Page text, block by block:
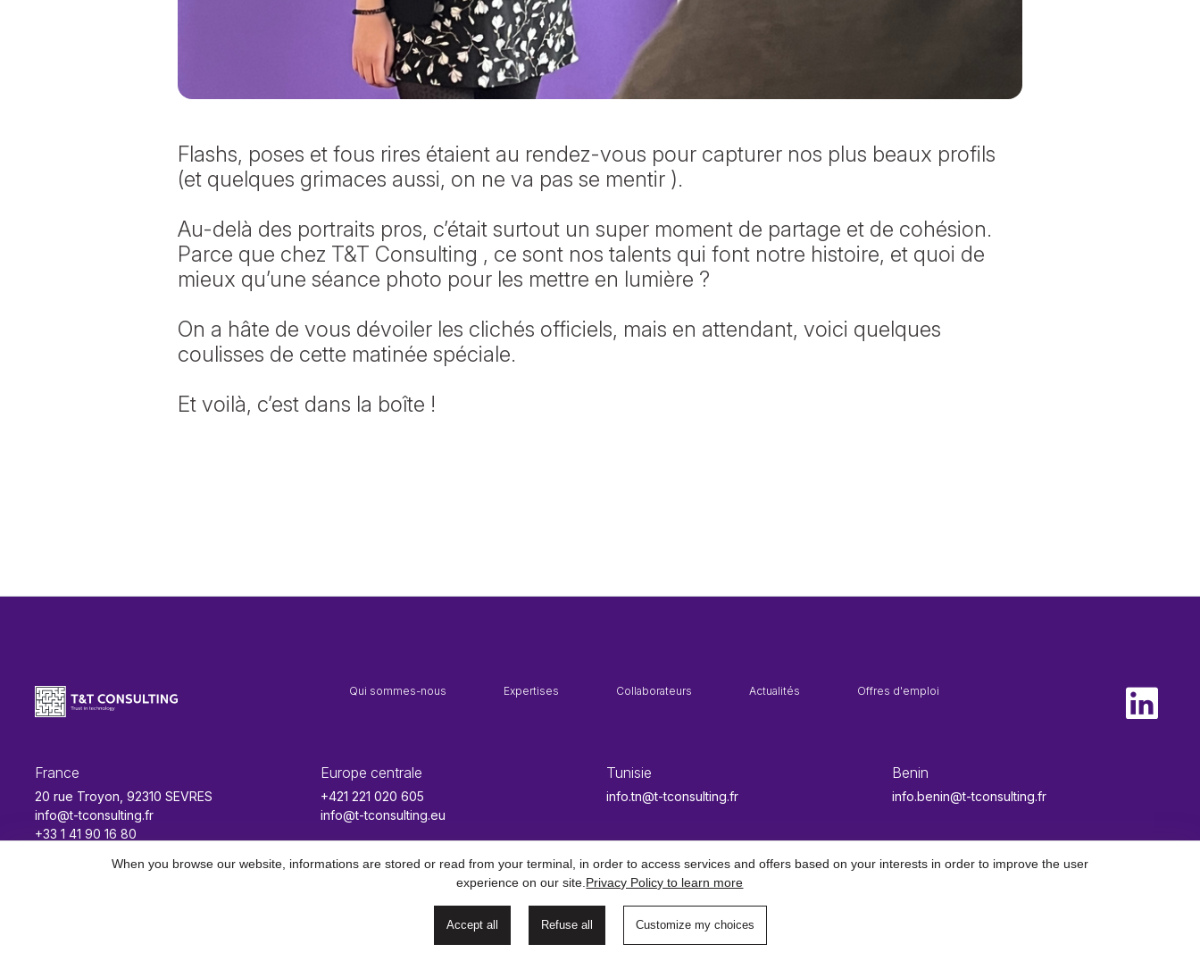
Flashs, poses et fous rires étaient au rendez-vous pour capturer nos plus beaux profils
(et quelques grimaces aussi, on ne va pas se mentir ).
Au-delà des portraits pros, c’était surtout un super moment de partage et de cohésion.
Parce que chez T&T Consulting , ce sont nos talents qui font notre histoire, et quoi de
mieux qu’une séance photo pour les mettre en lumière ?
On a hâte de vous dévoiler les clichés officiels, mais en attendant, voici quelques
coulisses de cette matinée spéciale.
Et voilà, c’est dans la boîte !
Qui sommes-nous Expertises Collaborateurs Actualités Offres d'emploi
France
20 rue Troyon, 92310 SEVRES
info@t-tconsulting.fr
+33 1 41 90 16 80
Europe centrale
+421 221 020 605
info@t-tconsulting.eu
Tunisie
info.tn@t-tconsulting.fr
Benin
info.benin@t-tconsulting.fr
Gestion des cookies
When you browse our website, informations are stored or read from your terminal, in order to access services and offers based on your interests in order to improve the user
experience on our site. Privacy Policy to learn more
Accept all Refuse all Customize my choices